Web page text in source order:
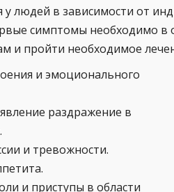
людей в зависимости от
симптомы необходимо в
и пройти необходимое
и эмоционального
раздражение в
и тревожности.
и приступы в области